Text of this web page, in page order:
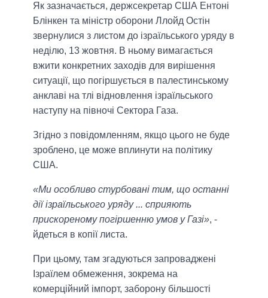
Як зазначається, держсекретар США Ентоні
Блінкен та міністр оборони Ллойд Остін
звернулися з листом до ізраїльського уряду в
неділю, 13 жовтня. В ньому вимагається
вжити конкретних заходів для вирішення
ситуації, що погіршується в палестинському
анклаві на тлі відновлення ізраїльського
наступу на півночі Сектора Газа.
Згідно з повідомленням, якщо цього не буде
зроблено, це може вплинути на політику
США.
«Ми особливо стурбовані тим, що останні
дії ізраїльського уряду ... сприяють
прискореному погіршенню умов у Газі», -
йдеться в копії листа.
При цьому, там згадуються запроваджені
Ізраїлем обмеження, зокрема на
комерційний імпорт, заборону більшості